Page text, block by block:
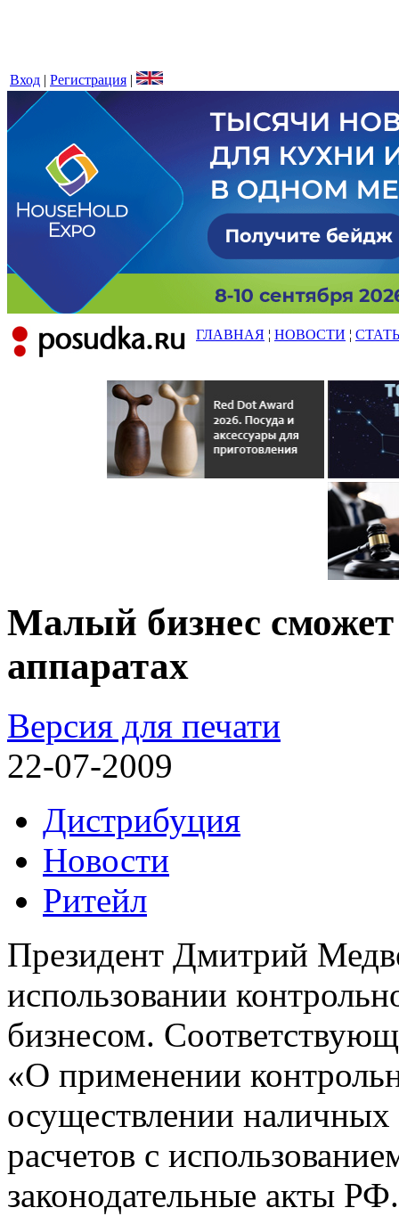
Вход | Регистрация |
ГЛАВНАЯ ¦ НОВОСТИ ¦
Малый бизнес
аппаратах
Версия для печати
22-07-2009
Дистрибуция
Новости
Ритейл
Президент Дмитрий
использовании
бизнесом.
«О применении
осуществлении
расчетов с
законодательные акты РФ.